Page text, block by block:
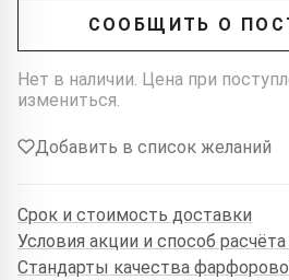
СООБЩИТЬ О
Нет в наличии. Цена при
измениться.
Добавить в список желаний
Срок и стоимость доставки
Условия акции и способ
Стандарты качества